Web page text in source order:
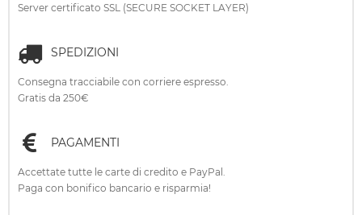
Server certificato SSL (SECURE SOCKET LAYER)
SPEDIZIONI
Consegna tracciabile con corriere espresso.
Gratis da 250€
PAGAMENTI
Accettate tutte le carte di credito e PayPal.
Paga con bonifico bancario e risparmia!